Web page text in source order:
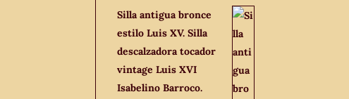
Silla antigua bronce
estilo Luis XV. Silla
descalzadora tocador
vintage Luis XVI
Isabelino Barroco.